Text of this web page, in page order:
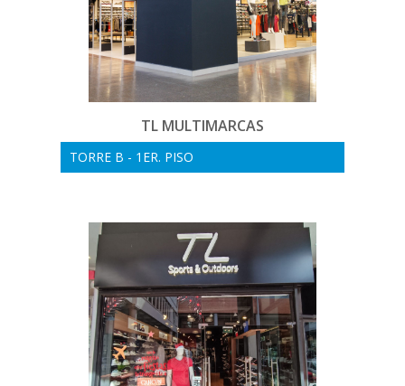
TL MULTIMARCAS
TORRE B - 1ER. PISO